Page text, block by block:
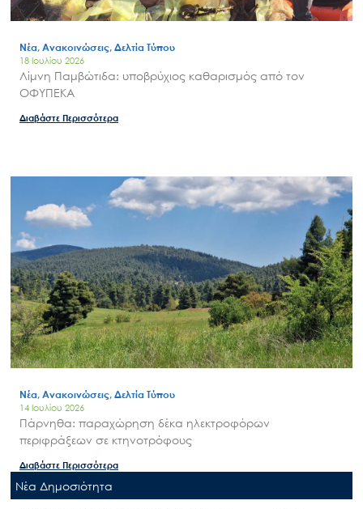
Νέα, Ανακοινώσεις, Δελτία Τύπου
18 Ιουλίου 2026
Λίμνη Παμβώτιδα: υποβρύχιος καθαρισμός από τον
ΟΦΥΠΕΚΑ
Διαβάστε Περισσότερα
Νέα, Ανακοινώσεις, Δελτία Τύπου
14 Ιουλίου 2026
Πάρνηθα: παραχώρηση δέκα ηλεκτροφόρων
περιφράξεων σε κτηνοτρόφους
Διαβάστε Περισσότερα
Nέα Δημοσιότητα